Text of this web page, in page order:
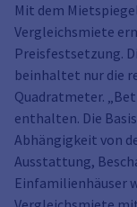
Mit dem
Vergleichsmiete
Preisfestsetzung.
beinhaltet nur die
Quadratmeter.
enthalten. Die
Abhängigkeit von
Ausstattung,
Einfamilienhäuser